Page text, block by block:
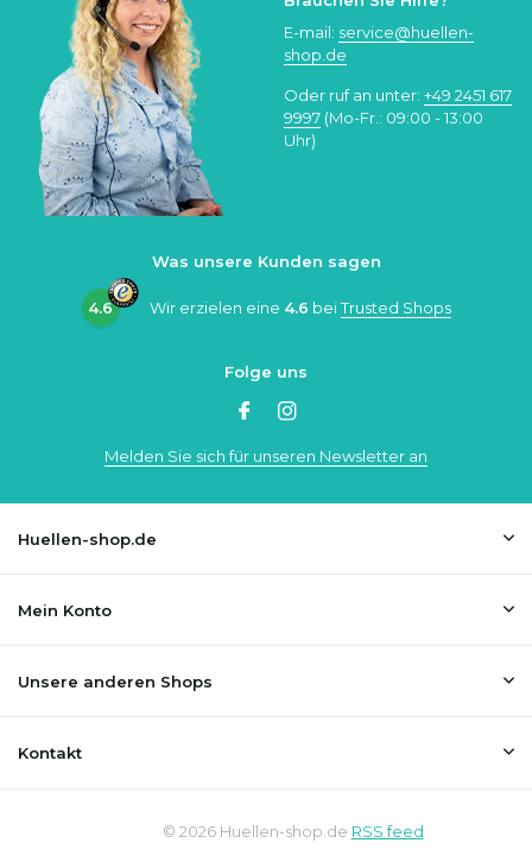
E-mail: service@huellen-
shop.de
Oder ruf an unter: +49 2451 617
9997 (Mo-Fr.: 09:00 - 13:00
Uhr)
Was unsere Kunden sagen
4.6 Wir erzielen eine 4.6 beiTrusted Shops
Folge uns
Melden Sie sich für unseren Newsletter an
Huellen-shop.de
Mein Konto
Unsere anderen Shops
Kontakt
© 2026 Huellen-shop.de RSS feed